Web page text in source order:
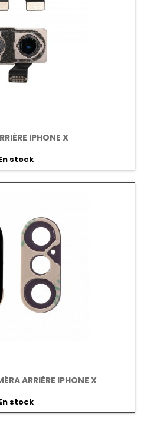
IPHONE X
stock
ARRIÈRE IPHONE X
stock